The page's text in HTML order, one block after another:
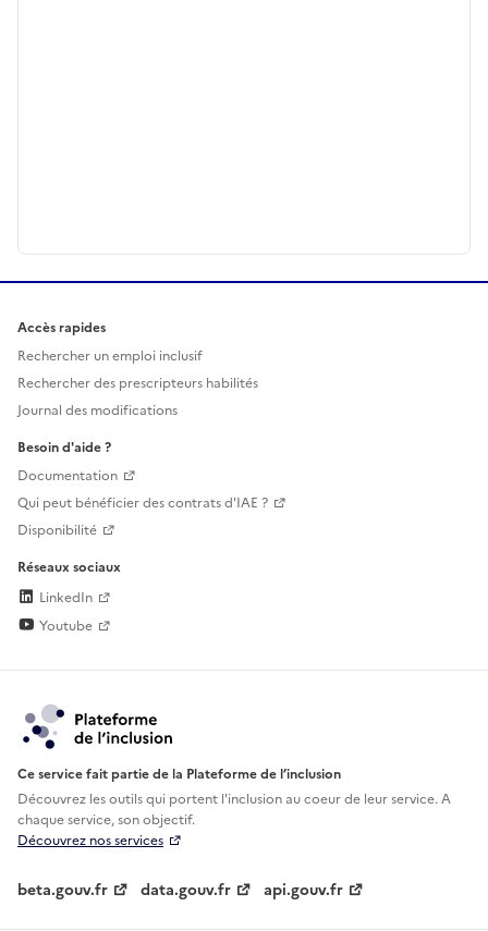
Accès rapides
Rechercher un emploi inclusif
Rechercher des prescripteurs habilités
Journal des modifications
Besoin d'aide ?
Documentation
Qui peut bénéficier des contrats d'IAE ?
Disponibilité
Réseaux sociaux
LinkedIn
Youtube
Ce service fait partie de la Plateforme de l’inclusion
Découvrez les outils qui portent l'inclusion aucoeur de leur service. A
chaque service, son objectif.
Découvrez nos services
beta.gouv.fr data.gouv.fr api.gouv.fr